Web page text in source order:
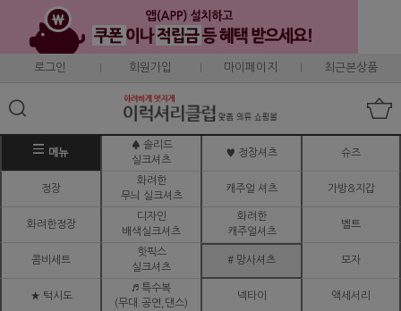
로그인 회원가입 마이페이지 최근본상품
메뉴
♠ 솔리드
실크셔츠
♥ 정장셔츠 슈즈
정장
화려한
무늬 실크셔츠
캐주얼 셔츠 가방&지갑
화려한정장
디자인
배색실크셔츠
화려한
캐주얼셔츠
벨트
콤비세트
핫픽스
실크셔츠
# 망사셔츠 모자
★ 턱시도
♬ 특수복
(무대.공연,댄스)
넥타이 액세서리